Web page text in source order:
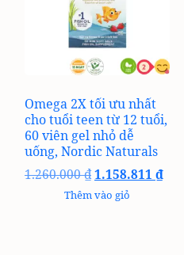
Omega 2X tối ưu nhất
cho tuổi teen từ 12 tuổi,
60 viên gel nhỏ dễ
uống, Nordic Naturals
1.260.000₫Giá
gốc
là:
1.158.811 ₫Giá
Thêm vào giỏ